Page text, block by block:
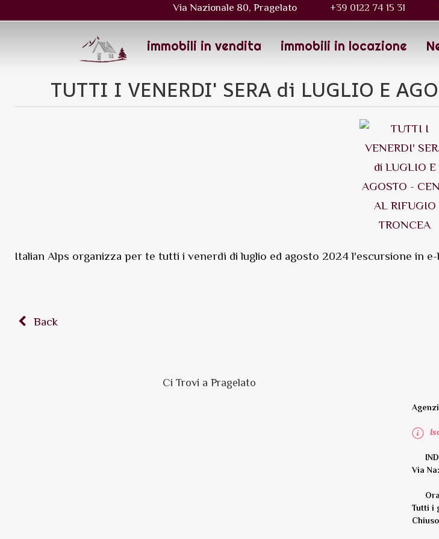
Via Nazionale 80, Pragelato +39 0122 74 15 31
immobili in vendita immobili in locazione
TUTTI I VENERDI' SERA di LUGLIO E
Italian Alps organizza per te tutti i venerdì di luglio ed agosto 2024 l'escursione in e-
Back
Ci Trovi a Pragelato
Via
Tutti i